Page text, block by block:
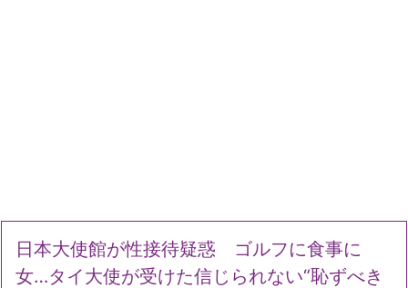
日本大使館が性接待疑惑 ゴルフに食事に
女…タイ大使が受けた信じられない“恥ずべき